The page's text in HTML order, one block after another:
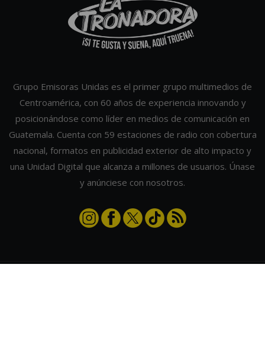
Grupo Emisoras Unidas es el primer grupo multimedios de
Centroamérica, con 60 años de experiencia innovando y
posicionándose como líder en medios de comunicación en
Guatemala. Cuenta con 59 estaciones de radio con cobertura
nacional, formatos en publicidad exterior de alto impacto y
una Unidad Digital que alcanza a millones de usuarios. Únase
y anúnciese con nosotros.